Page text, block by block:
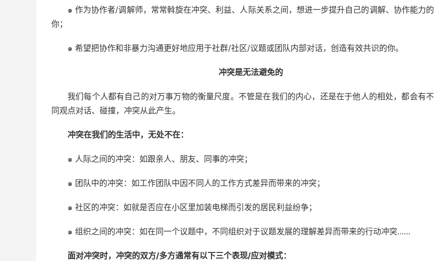
๑ 作为协作者/调解师，常常斡旋在冲突、利益、人际关系之间，想进一步提升自己的调解、协作能力的
你；
๑ 希望把协作和非暴力沟通更好地应用于社群/社区/议题或团队内部对话，创造有效共识的你。
冲突是无法避免的
我们每个人都有自己的对万事万物的衡量尺度。不管是在我们的内心，还是在于他人的相处，都会有不
同观点对话、碰撞，冲突从此产生。
冲突在我们的生活中，无处不在：
๑ 人际之间的冲突：如跟亲人、朋友、同事的冲突；
๑ 团队中的冲突：如工作团队中因不同人的工作方式差异而带来的冲突；
๑ 社区的冲突：如就是否应在小区里加装电梯而引发的居民利益纷争；
๑ 组织之间的冲突：如在同一个议题中，不同组织对于议题发展的理解差异而带来的行动冲突……
面对冲突时，冲突的双方/多方通常有以下三个表现/应对模式：